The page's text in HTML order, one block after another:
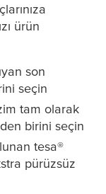
ürün
son
seçin
tam olarak
birini seçin
tesa®
pürüzsüz